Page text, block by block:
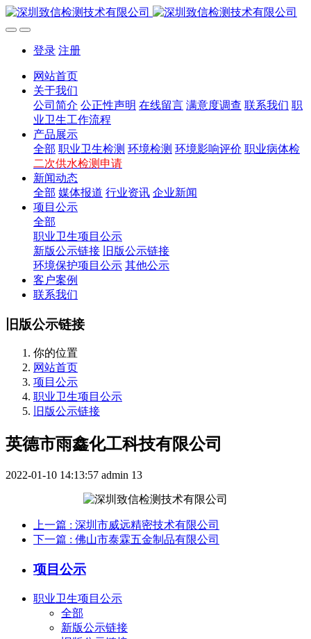
登录 注册
网站首页
关于我们
公司简介 公正性声明 在线留言 满意度调查 联系我们 职
业卫生工作流程
产品展示
全部 职业卫生检测 环境检测 环境影响评价 职业病体检
二次供水检测申请
新闻动态
全部 媒体报道 行业资讯 企业新闻
项目公示
全部
职业卫生项目公示
新版公示链接
旧版公示链接
环境保护项目公示 其他公示
客户案例
联系我们
旧版公示链接
你的位置
网站首页
项目公示
职业卫生项目公示
旧版公示链接
英德市雨鑫化工科技有限公司
2022-01-10 14:13:57 admin 13
上一篇 : 深圳市威远精密技术有限公司
下一篇 : 佛山市泰霖五金制品有限公司
项目公示
职业卫生项目公示
全部
新版公示链接